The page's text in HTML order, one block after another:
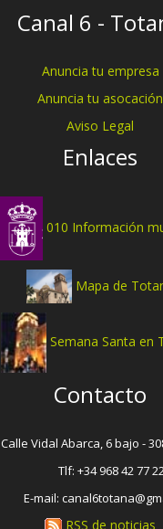
Canal 6 -
Anuncia tu empresa
Anuncia tu asocación
Aviso Legal
Enlaces
010 Información
Mapa de
Semana Santa en
Contacto
Calle Vidal Abarca, 6 bajo -
Tlf: +34 968 42 77
E-mail:
RSS de noticias